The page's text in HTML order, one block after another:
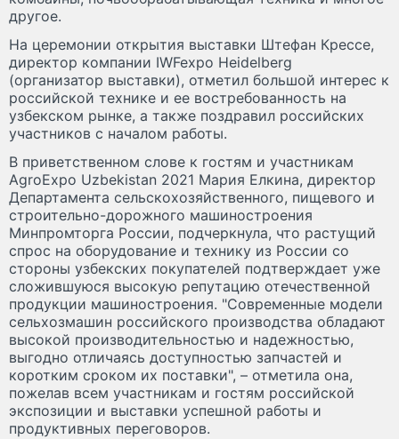
другое.
На церемонии открытия выставки Штефан Крессе,
директор компании IWFexpo Heidelberg
(организатор выставки), отметил большой интерес к
российской технике и ее востребованность на
узбекском рынке, а также поздравил российских
участников с началом работы.
В приветственном слове к гостям и участникам
AgroExpo Uzbekistan 2021 Мария Елкина, директор
Департамента сельскохозяйственного, пищевого и
строительно-дорожного машиностроения
Минпромторга России, подчеркнула, что растущий
спрос на оборудование и технику из России со
стороны узбекских покупателей подтверждает уже
сложившуюся высокую репутацию отечественной
продукции машиностроения. "Современные модели
сельхозмашин российского производства обладают
высокой производительностью и надежностью,
выгодно отличаясь доступностью запчастей и
коротким сроком их поставки", – отметила она,
пожелав всем участникам и гостям российской
экспозиции и выставки успешной работы и
продуктивных переговоров.